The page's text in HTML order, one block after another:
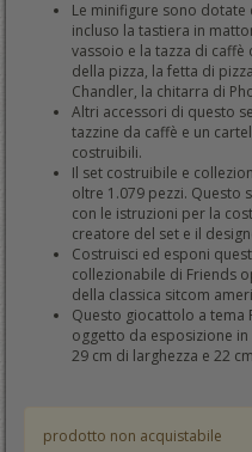
Le minifigure sono dotate
incluso la tastiera in
vassoio e la tazza di caffè
della pizza, la fetta di
Chandler, la chitarra di
Altri accessori di questo
tazzine da caffè e un
costruibili.
Il set costruibile e
oltre 1.079 pezzi. Questo
con le istruzioni per la
creatore del set e il
Costruisci ed esponi
collezionabile di Friends
della classica sitcom
Questo giocattolo a tema
oggetto da esposizione in
29 cm di larghezza e 22
prodotto non acquistabile